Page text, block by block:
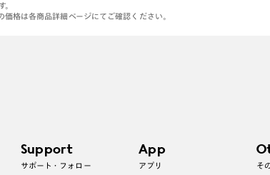
。
格は各商品詳細ページにてご確認ください。
Support
サポート・フォロー
App
アプリ そ